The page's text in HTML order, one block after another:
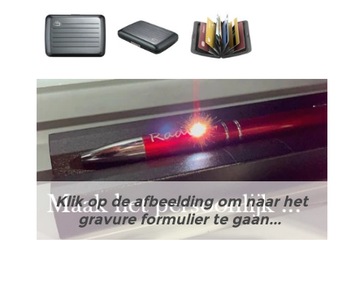
Klik op de afbeelding om naar het
gravure formulier te gaan...